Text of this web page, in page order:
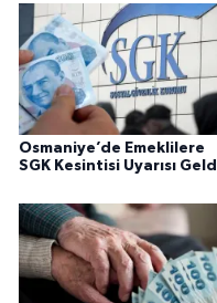
Osmaniye’de Emeklilere
SGK Kesintisi Uyarısı